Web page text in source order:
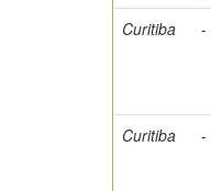
Curitiba -
Curitiba
-